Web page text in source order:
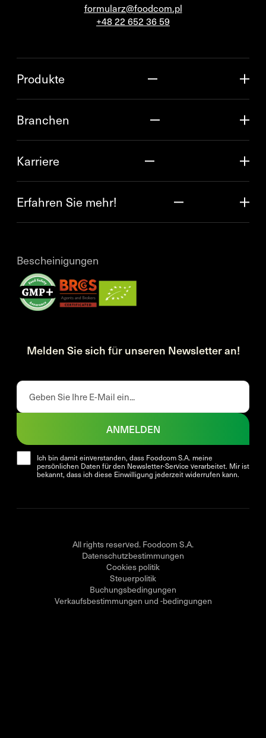
formularz@foodcom.pl
+48 22 652 36 59
Produkte
Branchen
Karriere
Erfahren Sie mehr!
Bescheinigungen
Melden Sie sich für unseren Newsletter an!
Ich bin damit einverstanden, dass Foodcom S.A. meine
persönlichen Daten für den Newsletter-Service verarbeitet. Mir ist
bekannt, dass ich diese Einwilligung jederzeit widerrufen kann.
ANMELDEN
All rights reserved. Foodcom S.A.
Datenschutzbestimmungen
Cookies politik
Steuerpolitik
Buchungsbedingungen
Verkaufsbestimmungen und -bedingungen